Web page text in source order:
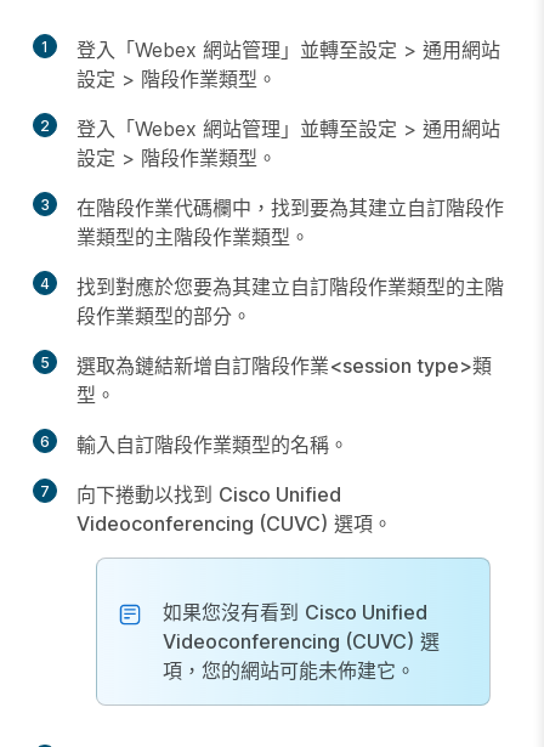
1 登入「Webex 網站管理」並轉至設定 > 通用網站
設定 > 階段作業類型 。
2 登入「Webex 網站管理」並轉至設定 > 通用網站
設定 > 階段作業類型 。
3 在階段作業代碼欄中，找到要為其建立自訂階段作
業類型的主階段作業類型。
4
找到對應於您要為其建立自訂階段作業類型的主階
段作業類型的部分。
5 選取為鏈結新增自訂階段作業<session type>類
型。
6 輸入自訂階段作業類型的名稱。
7 向下捲動以找到 Cisco Unified
Videoconferencing (CUVC) 選項。
如果您沒有看到 Cisco Unified
Videoconferencing (CUVC) 選
項，您的網站可能未佈建它。